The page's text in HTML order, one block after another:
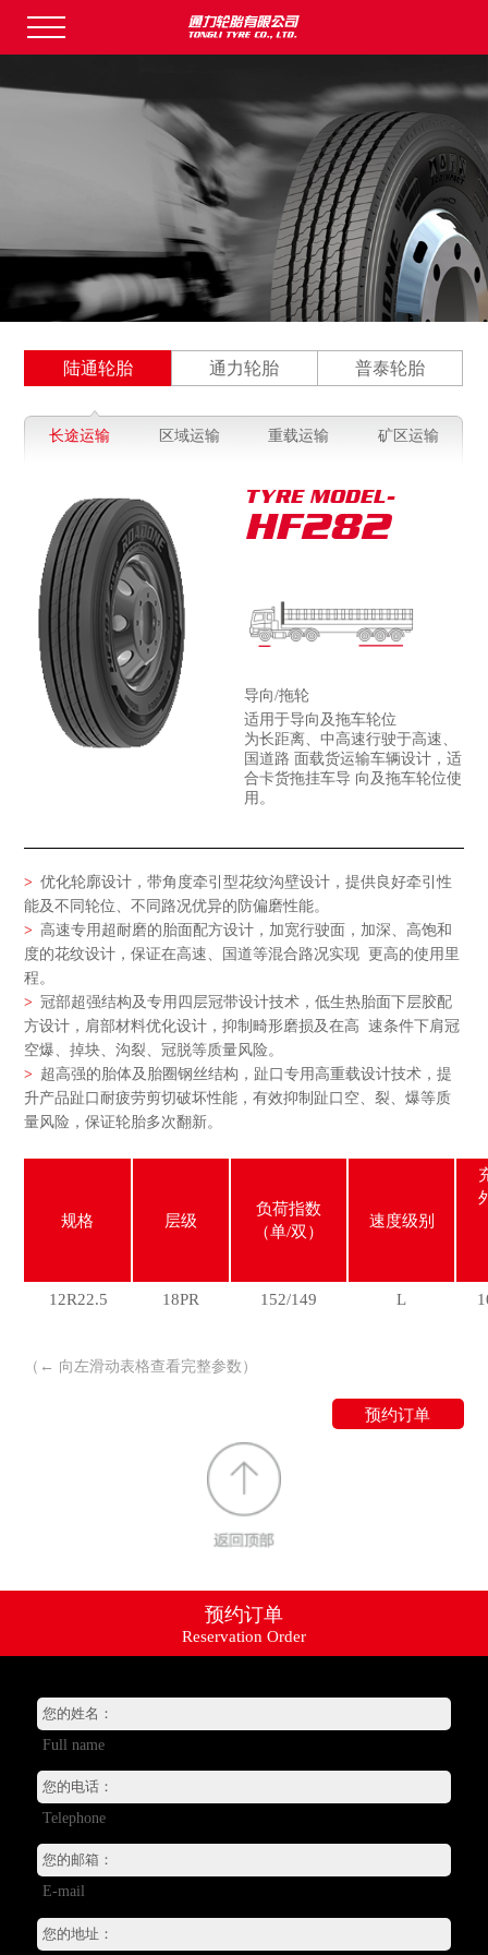
陆通轮胎 通力轮胎 普泰轮胎
长途运输 区域运输 重载运输 矿区运输
TYRE MODEL-
HF282
导向/拖轮
适用于导向及拖车轮位
为长距离、中高速行驶于高速、
国道路 面载货运输车辆设计，适
合卡货拖挂车导 向及拖车轮位使
用。
> 优化轮廓设计，带角度牵引型花纹沟壁设计，提供良好牵引性
能及不同轮位、不同路况优异的防偏磨性能。
> 高速专用超耐磨的胎面配方设计，加宽行驶面，加深、高饱和
度的花纹设计，保证在高速、国道等混合路况实现 更高的使用里
程。
> 冠部超强结构及专用四层冠带设计技术，低生热胎面下层胶配
方设计，肩部材料优化设计，抑制畸形磨损及在高 速条件下肩冠
空爆、掉块、沟裂、冠脱等质量风险。
> 超高强的胎体及胎圈钢丝结构，趾口专用高重载设计技术，提
升产品趾口耐疲劳剪切破坏性能，有效抑制趾口空、裂、爆等质
量风险，保证轮胎多次翻新。
规格 层级
负荷指数
（单/双）
速度级别
12R22.5
18PR 152/149 L
（← 向左滑动表格查看完整参数）
预约订单
预约订单
Reservation Order
Full name
Telephone
E-mail
资讯动态
产品系列
+
销售网络
服务支持
+
招贤纳士
关于我们